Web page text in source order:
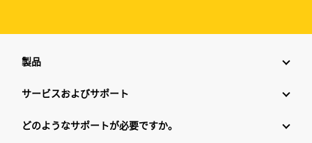
製品
サービスおよびサポート
どのようなサポートが必要ですか。